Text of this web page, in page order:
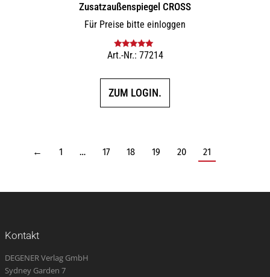
Zusatz­außenspiegel CROSS
Für Preise bitte einloggen
Bewertet mit
Art.-Nr.: 77214
ZUM LOGIN.
← 1 … 17 18 19 20 21
Kontakt
DEGENER Verlag GmbH
Sydney Garden 7